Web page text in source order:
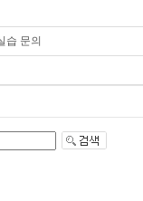
습 문의